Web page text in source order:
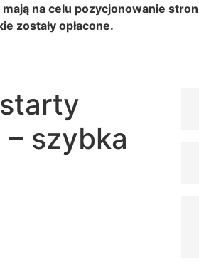
na celu pozycjonowanie
zostały opłacone.
szybka